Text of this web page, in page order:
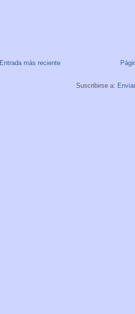
Entrada más reciente
Suscribirse a: